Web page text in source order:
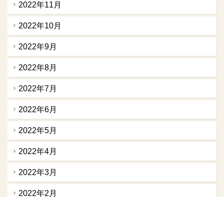
2022年11月
2022年10月
2022年9月
2022年8月
2022年7月
2022年6月
2022年5月
2022年4月
2022年3月
2022年2月